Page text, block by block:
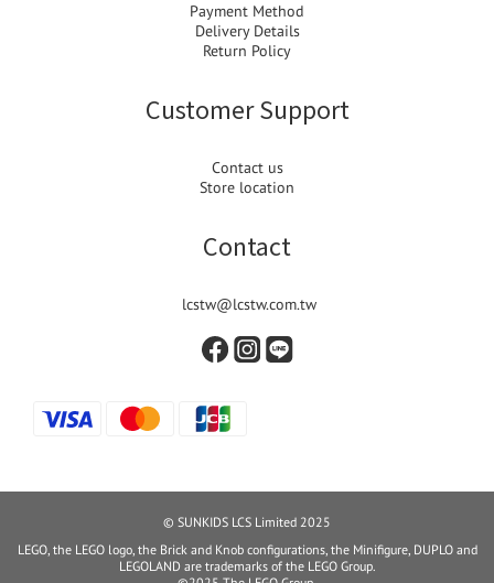
Payment Method
Delivery Details
Return Policy
Customer Support
Contact us
Store location
Contact
lcstw@lcstw.com.tw
© SUNKIDS LCS Limited 2025
LEGO, the LEGO logo, the Brick and Knob configurations, the Minifigure, DUPLO and
LEGOLAND are trademarks of the LEGO Group.